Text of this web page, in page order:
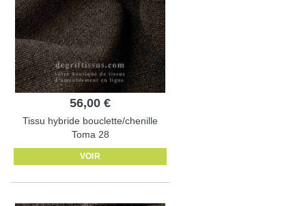
56,00 €
Tissu hybride bouclette/chenille
Toma 28
VOIR